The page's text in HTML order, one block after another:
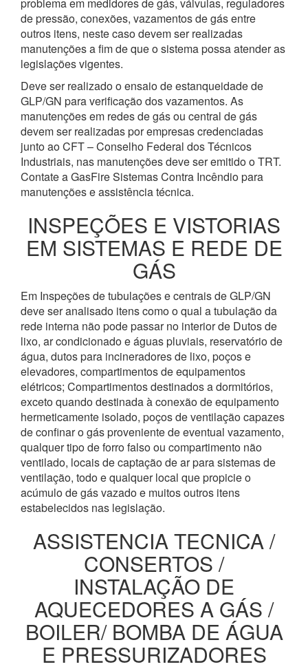
de pressão, conexões, vazamentos de gás entre
outros itens, neste caso devem ser realizadas
manutenções a fim de que o sistema possa atender as
legislações vigentes.
Deve ser realizado o ensaio de estanqueidade de
GLP/GN para verificação dos vazamentos. As
manutenções em redes de gás ou central de gás
devem ser realizadas por empresas credenciadas
junto ao CFT – Conselho Federal dos Técnicos
Industriais, nas manutenções deve ser emitido o TRT.
Contate a GasFire Sistemas Contra Incêndio para
manutenções e assistência técnica.
INSPEÇÕES E VISTORIAS
EM SISTEMAS E REDE DE
GÁS
Em Inspeções de tubulações e centrais de GLP/GN
deve ser analisado itens como o qual a tubulação da
rede interna não pode passar no interior de Dutos de
lixo, ar condicionado e águas pluviais, reservatório de
água, dutos para incineradores de lixo, poços e
elevadores, compartimentos de equipamentos
elétricos; Compartimentos destinados a dormitórios,
exceto quando destinada à conexão de equipamento
hermeticamente isolado, poços de ventilação capazes
de confinar o gás proveniente de eventual vazamento,
qualquer tipo de forro falso ou compartimento não
ventilado, locais de captação de ar para sistemas de
ventilação, todo e qualquer local que propicie o
acúmulo de gás vazado e muitos outros itens
estabelecidos nas legislação.
ASSISTENCIA TECNICA /
CONSERTOS /
INSTALAÇÃO DE
AQUECEDORES A GÁS /
BOILER/ BOMBA DE ÁGUA
E PRESSURIZADORES